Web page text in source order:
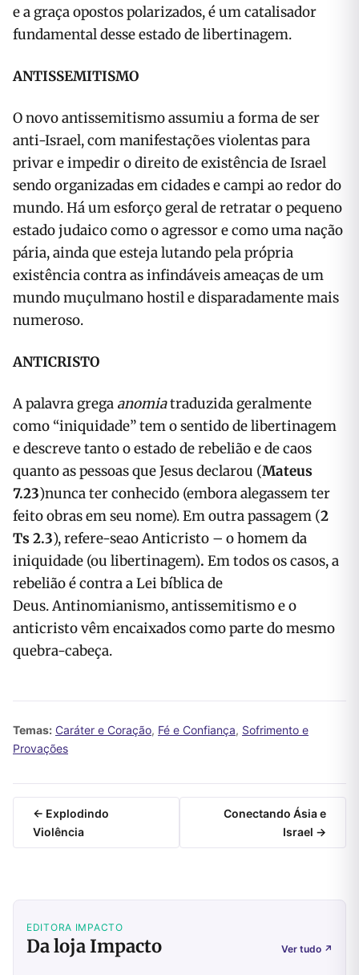
e a graça opostos polarizados, é um catalisador
fundamental desse estado de libertinagem.
ANTISSEMITISMO
O novo antissemitismo assumiu a forma de ser
anti-Israel, com manifestações violentas para
privar e impedir o direito de existência de Israel
sendo organizadas em cidades e campi ao redor do
mundo. Há um esforço geral de retratar o pequeno
estado judaico como o agressor e como uma nação
pária, ainda que esteja lutando pela própria
existência contra as infindáveis ameaças de um
mundo muçulmano hostil e disparadamente mais
numeroso.
ANTICRISTO
A palavra grega anomiatraduzida geralmente
como “iniquidade” tem o sentido de libertinagem
e descreve tanto o estado de rebelião e de caos
quanto as pessoas que Jesus declarou (Mateus
7.23)nunca ter conhecido (embora alegassem ter
feito obras em seu nome). Em outra passagem (2
Ts 2.3), refere-seao Anticristo – o homem da
iniquidade (ou libertinagem). Em todos os casos, a
rebelião é contra a Lei bíblica de
Deus. Antinomianismo, antissemitismo e o
anticristo vêm encaixados como parte do mesmo
quebra-cabeça.
Temas: Caráter e Coração, Fé e Confiança, Sofrimento e
Provações
← Explodindo
Violência
Conectando Ásia e
Israel →
EDITORA IMPACTO
Da loja Impacto Ver tudo ↗